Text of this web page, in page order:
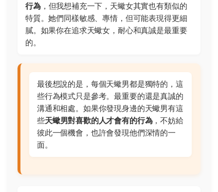
行為，但我想補充一下，天蠍女其實也有類似的
特質。她們同樣敏感、專情，但可能表現得更細
膩。如果你在追求天蠍女，耐心和真誠是最重要
的。
最後想說的是，每個天蠍男都是獨特的，這
些行為模式只是參考。最重要的還是真誠的
溝通和相處。如果你發現身邊的天蠍男有這
些天蠍男對喜歡的人才會有的行為，不妨給
彼此一個機會，也許會發現他們深情的一
面。